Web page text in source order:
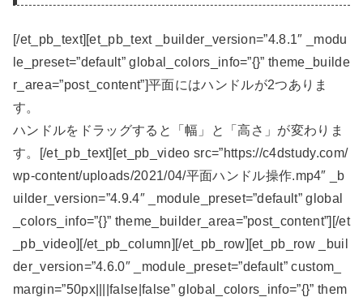
[/et_pb_text][et_pb_text _builder_version=”4.8.1″ _modu
le_preset=”default” global_colors_info=”{}” theme_builde
r_area=”post_content”]平面にはハンドルが2つありま
す。
ハンドルをドラッグすると「幅」と「高さ」が変わりま
す。[/et_pb_text][et_pb_video src=”https://c4dstudy.com/
wp-content/uploads/2021/04/平面ハンドル操作.mp4″ _b
uilder_version=”4.9.4″ _module_preset=”default” global
_colors_info=”{}” theme_builder_area=”post_content”][/et
_pb_video][/et_pb_column][/et_pb_row][et_pb_row _buil
der_version=”4.6.0″ _module_preset=”default” custom_
margin=”50px||||false|false” global_colors_info=”{}” them